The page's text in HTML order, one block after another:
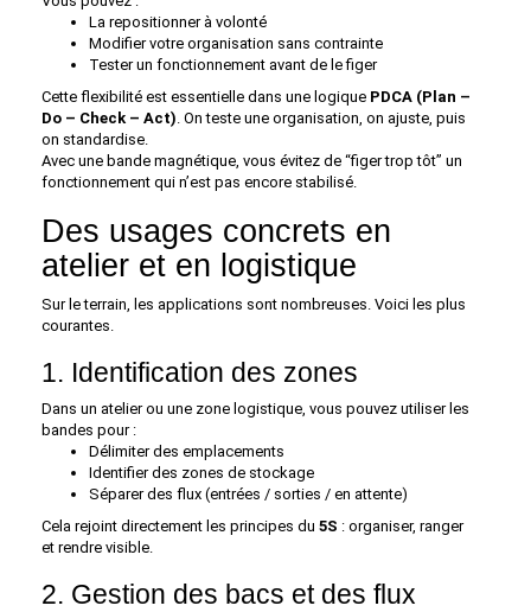
La repositionner à volonté
Modifier votre organisation sans contrainte
Tester un fonctionnement avant de le figer
Cette flexibilité est essentielle dans une logique PDCA (Plan –
Do – Check – Act). On teste une organisation, on ajuste, puis
on standardise.
Avec une bande magnétique, vous évitez de “figer trop tôt” un
fonctionnement qui n’est pas encore stabilisé.
Des usages concrets en
atelier et en logistique
Sur le terrain, les applications sont nombreuses. Voici les plus
courantes.
1. Identification des zones
Dans un atelier ou une zone logistique, vous pouvez utiliser les
bandes pour :
Délimiter des emplacements
Identifier des zones de stockage
Séparer des flux (entrées / sorties / en attente)
Cela rejoint directement les principes du 5S : organiser, ranger
et rendre visible.
2. Gestion des bacs et des flux